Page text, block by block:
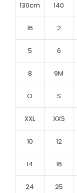
130cm 140
16 2
5 6
8 9M
O S
XXL XXS
10 12
14 16
24 25